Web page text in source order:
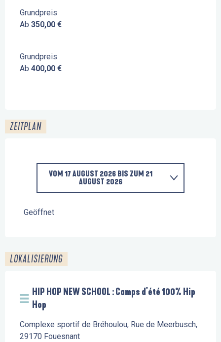
Grundpreis
Ab 350,00 €
Grundpreis
Ab 400,00 €
ZEITPLAN
VOM
VOM 17 AUGUST 2026 BIS ZUM 21
AUGUST 2026
Geöffnet
LOKALISIERUNG
HIP HOP NEW SCHOOL : Camps d'été 100% Hip
Hop
Complexe sportif de Bréhoulou, Rue de Meerbusch,
29170 Fouesnant